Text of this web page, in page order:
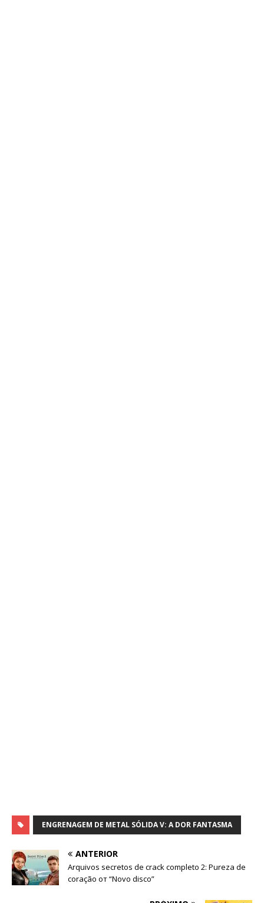
ENGRENAGEM DE METAL SÓLIDA V: A DOR FANTASMA
ANTERIOR
Arquivos secretos de crack completo 2: Pureza de
coração от “Novo disco”